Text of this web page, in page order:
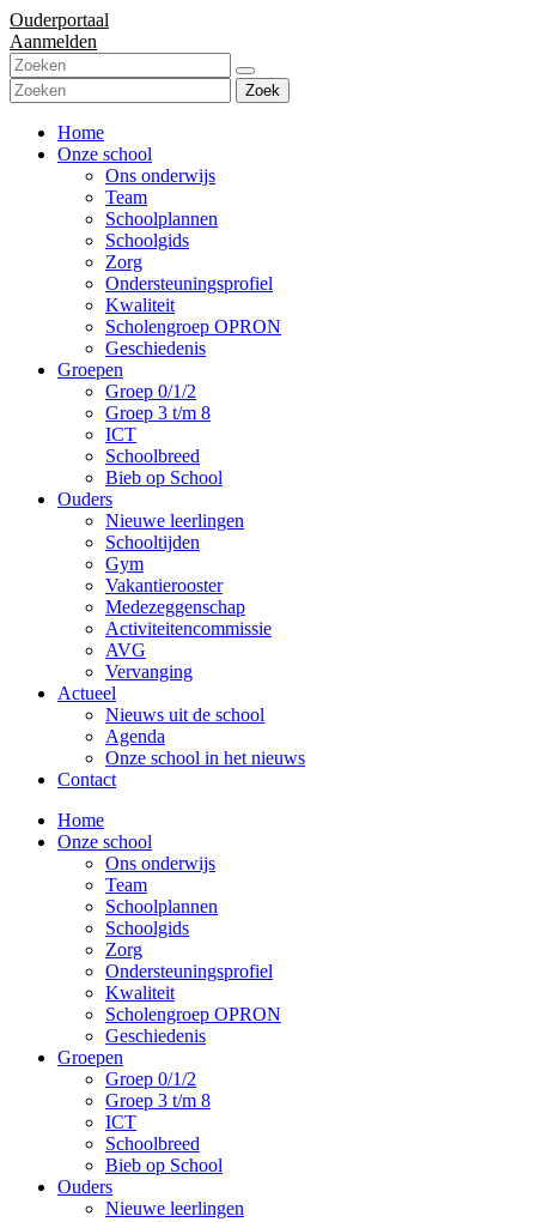
Ouderportaal
Aanmelden
Zoek
Home
Onze school
Ons onderwijs
Team
Schoolplannen
Schoolgids
Zorg
Ondersteuningsprofiel
Kwaliteit
Scholengroep OPRON
Geschiedenis
Groepen
Groep 0/1/2
Groep 3 t/m 8
ICT
Schoolbreed
Bieb op School
Ouders
Nieuwe leerlingen
Schooltijden
Gym
Vakantierooster
Medezeggenschap
Activiteitencommissie
AVG
Vervanging
Actueel
Nieuws uit de school
Agenda
Onze school in het nieuws
Contact
Home
Onze school
Ons onderwijs
Team
Schoolplannen
Schoolgids
Zorg
Ondersteuningsprofiel
Kwaliteit
Scholengroep OPRON
Geschiedenis
Groepen
Groep 0/1/2
Groep 3 t/m 8
ICT
Schoolbreed
Bieb op School
Ouders
Nieuwe leerlingen